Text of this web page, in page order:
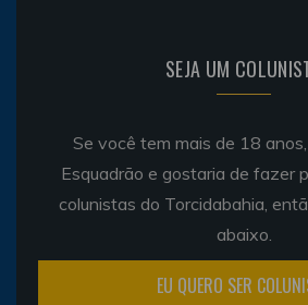
SEJA UM
Se você tem mais de 18
Esquadrão e gostaria de fazer
colunistas do Torcidabahia,
abaixo.
EU QUERO SER